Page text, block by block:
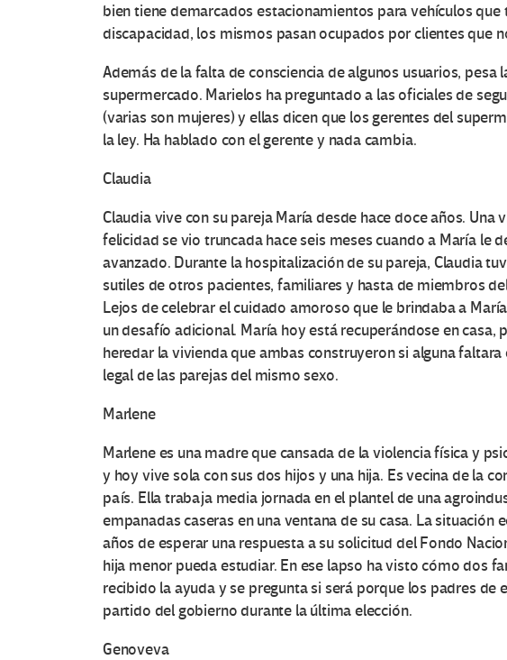
bien tiene demarcados estacionamientos para vehículos
discapacidad, los mismos pasan ocupados por clientes que
Además de la falta de consciencia de algunos usuarios, pesa
supermercado. Marielos ha preguntado a las oficiales de
(varias son mujeres) y ellas dicen que los gerentes del
la ley. Ha hablado con el gerente y nada cambia.
Claudia
Claudia vive con su pareja María desde hace doce años.
felicidad se vio truncada hace seis meses cuando a María le
avanzado. Durante la hospitalización de su pareja, Claudia
sutiles de otros pacientes, familiares y hasta de miembros
Lejos de celebrar el cuidado amoroso que le brindaba a
un desafío adicional. María hoy está recuperándose en casa,
heredar la vivienda que ambas construyeron si alguna
legal de las parejas del mismo sexo.
Marlene
Marlene es una madre que cansada de la violencia física y
y hoy vive sola con sus dos hijos y una hija. Es vecina de la
país. Ella trabaja media jornada en el plantel de una
empanadas caseras en una ventana de su casa. La situación
años de esperar una respuesta a su solicitud del Fondo
hija menor pueda estudiar. En ese lapso ha visto cómo dos
recibido la ayuda y se pregunta si será porque los padres de
partido del gobierno durante la última elección.
Genoveva